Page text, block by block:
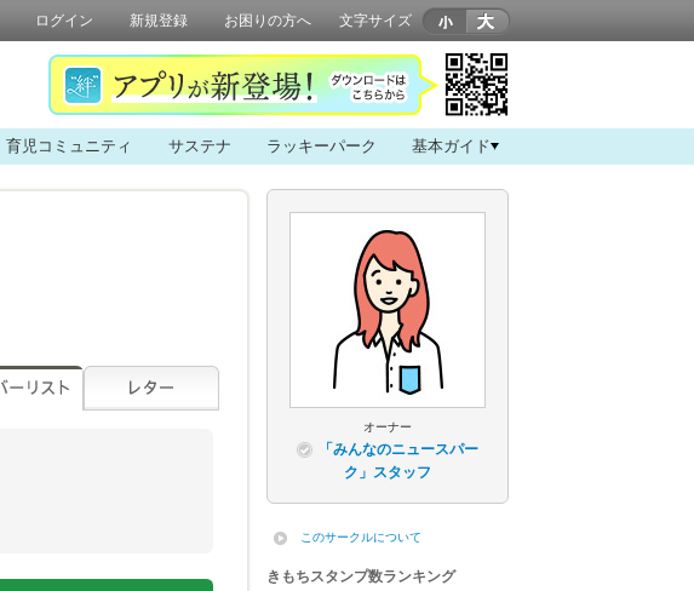
ログイン 新規登録 お困りの方へ 文字サイズ
育児コミュニティ サステナ ラッキーパーク 基本ガイド
オーナー
「みんなのニュースパー
ク」スタッフ
このサークルについて
きもちスタンプ数ランキング